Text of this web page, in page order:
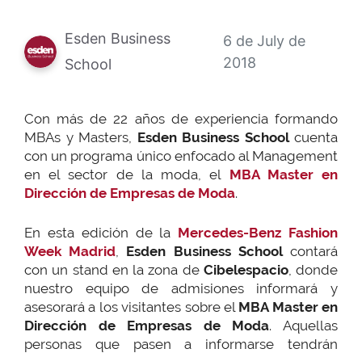
Esden Business
School
6 de July de
2018
Con más de 22 años de experiencia formando
MBAs y Masters, Esden Business Schoolcuenta
con un programa único enfocado al Management
en el sector de la moda, el MBA Master en
Dirección de Empresas de Moda.
En esta edición de la Mercedes-Benz Fashion
Week Madrid
Esden Business Schoolcontará
con un stand en la zona de Cibelespacio, donde
nuestro equipo de admisiones informará y
asesorará a los visitantes sobre el MBA Master en
Dirección de Empresas de Moda. Aquellas
personas que pasen a informarse tendrán